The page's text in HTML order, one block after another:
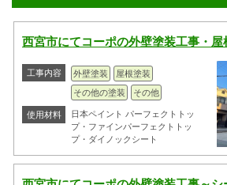
西宮市にてコーポの外壁塗装工事・
工事内容 外壁塗装
屋根塗装
その他の塗装
その他
使用材料
日本ペイント パーフェクトトッ
プ・ファインパーフェクトトッ
プ・ダイノックシート